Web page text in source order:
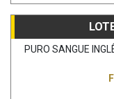
PURO SANGUE